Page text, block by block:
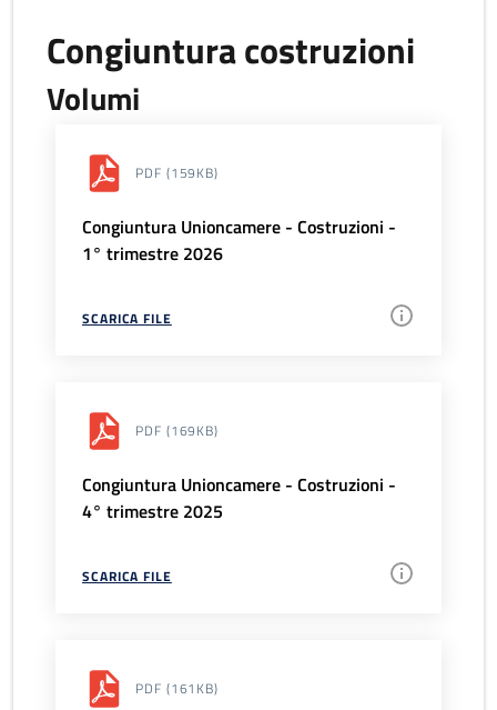
Congiuntura costruzioni
Volumi
PDF (159KB)
Congiuntura Unioncamere - Costruzioni -
1° trimestre 2026
SCARICA FILE
PDF (169KB)
Congiuntura Unioncamere - Costruzioni -
4° trimestre 2025
SCARICA FILE
PDF (161KB)